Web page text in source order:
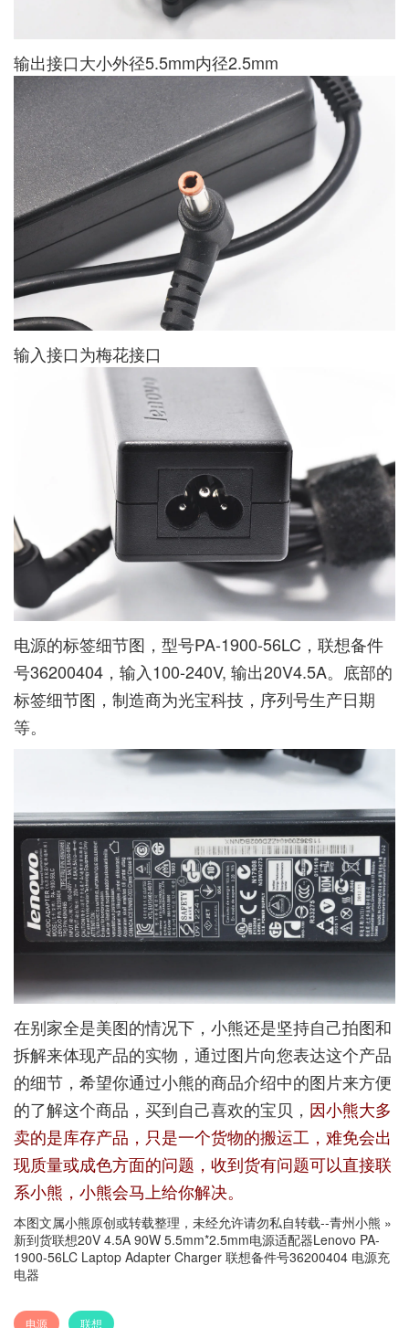
输出接口大小外径5.5mm内径2.5mm
输入接口为梅花接口
电源的标签细节图，型号PA-1900-56LC，联想备件
号36200404，输入100-240V, 输出20V4.5A。底部的
标签细节图，制造商为光宝科技，序列号生产日期
等。
在别家全是美图的情况下，小熊还是坚持自己拍图和
拆解来体现产品的实物，通过图片向您表达这个产品
的细节，希望你通过小熊的商品介绍中的图片来方便
的了解这个商品，买到自己喜欢的宝贝， 因小熊大多
卖的是库存产品，只是一个货物的搬运工，难免会出
现质量或成色方面的问题，收到货有问题可以直接联
系小熊，小熊会马上给你解决。
本图文属小熊原创或转载整理，未经允许请勿私自转载--青州小熊 »
新到货联想20V 4.5A 90W 5.5mm*2.5mm电源适配器Lenovo PA-
1900-56LC Laptop Adapter Charger 联想备件号36200404 电源充
电器
电源 联想